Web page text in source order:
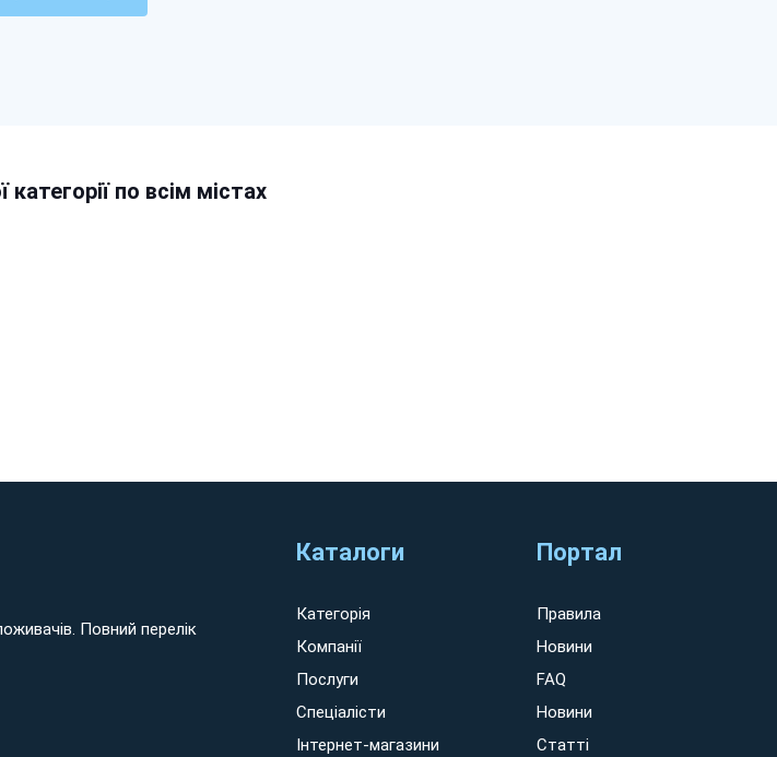
категорії по всім містах
Повний перелік
Каталоги
Категорія
Компанії
Послуги
Спеціалісти
Інтернет-магазини
Портал
Правила
Новини
FAQ
Новини
Статті